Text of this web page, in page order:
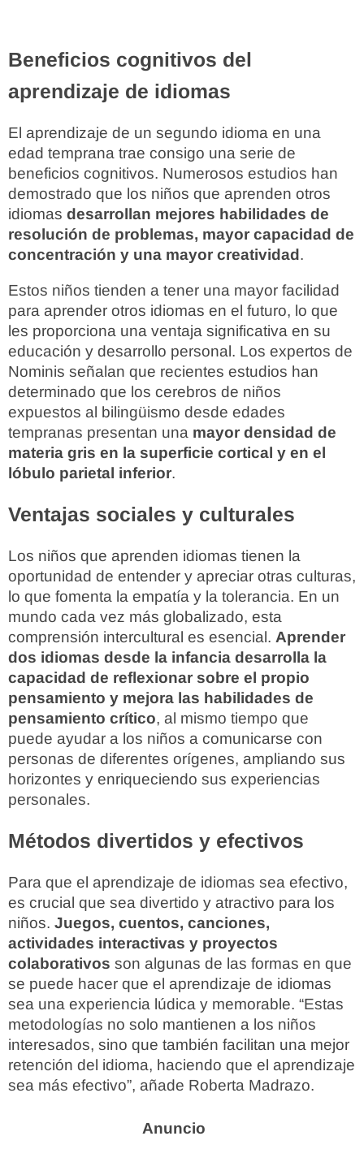
Beneficios cognitivos del
aprendizaje de idiomas
El aprendizaje de un segundo idioma en una
edad temprana trae consigo una serie de
beneficios cognitivos. Numerosos estudios han
demostrado que los niños que aprenden otros
idiomas desarrollan mejores habilidades de
resolución de problemas, mayor capacidad de
concentración y una mayor creatividad.
Estos niños tienden a tener una mayor facilidad
para aprender otros idiomas en el futuro, lo que
les proporciona una ventaja significativa en su
educación y desarrollo personal. Los expertos de
Nominis señalan que recientes estudios han
determinado que los cerebros de niños
expuestos al bilingüismo desde edades
tempranas presentan una mayor densidad de
materia gris en la superficie cortical y en el
lóbulo parietal inferior.
Ventajas sociales y culturales
Los niños que aprenden idiomas tienen la
oportunidad de entender y apreciar otras culturas,
lo que fomenta la empatía y la tolerancia. En un
mundo cada vez más globalizado, esta
comprensión intercultural es esencial. Aprender
dos idiomas desde la infancia desarrolla la
capacidad de reflexionar sobre el propio
pensamiento y mejora las habilidades de
pensamiento crítico, al mismo tiempo que
puede ayudar a los niños a comunicarse con
personas de diferentes orígenes, ampliando sus
horizontes y enriqueciendo sus experiencias
personales.
Métodos divertidos y efectivos
Para que el aprendizaje de idiomas sea efectivo,
es crucial que sea divertido y atractivo para los
niños. Juegos, cuentos, canciones,
actividades interactivas y proyectos
colaborativos son algunas de las formas en que
se puede hacer que el aprendizaje de idiomas
sea una experiencia lúdica y memorable. “Estas
metodologías no solo mantienen a los niños
interesados, sino que también facilitan una mejor
retención del idioma, haciendo que el aprendizaje
sea más efectivo”, añade Roberta Madrazo.